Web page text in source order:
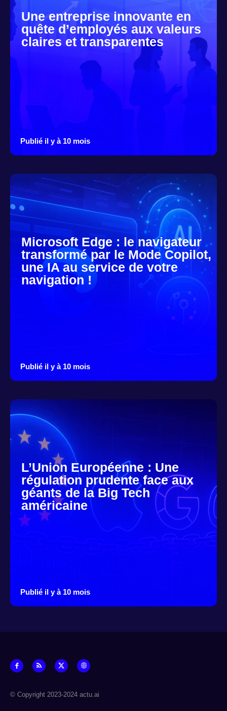
Une entreprise innovante en
quête d’employés aux valeurs
claires et transparentes
Publié il y à 10 mois
Microsoft Edge : le navigateur
transformé par le Mode Copilot,
une IA au service de votre
navigation !
Publié il y à 10 mois
L’Union Européenne : Une
régulation prudente face aux
géants de la Big Tech
américaine
Publié il y à 10 mois
© Copyright 2023-2024 actu.ai